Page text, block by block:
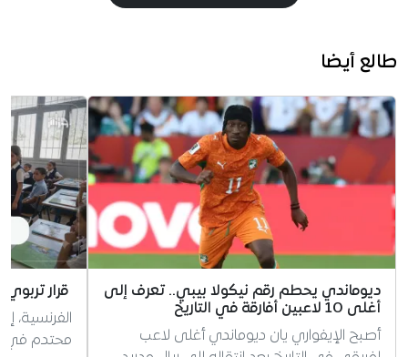
طالع أيضا
ديوماندي يحطم رقم نيكولا بيبي.. تعرف إلى
أغلى 10 لاعبين أفارقة في التاريخ
أصبح الإيفواري يان ديوماندي أغلى لاعب
قرار
الفرنسية،
محتدم في